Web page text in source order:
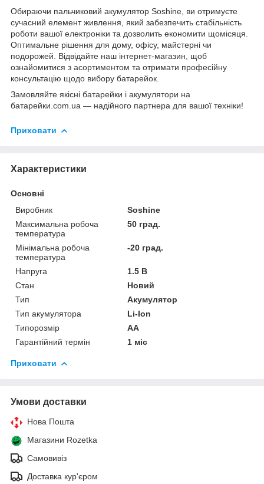
Обираючи пальчиковий акумулятор Soshine, ви отримуєте
сучасний елемент живлення, який забезпечить стабільність
роботи вашої електроніки та дозволить економити щомісяця.
Оптимальне рішення для дому, офісу, майстерні чи
подорожей. Відвідайте наш інтернет-магазин, щоб
ознайомитися з асортиментом та отримати професійну
консультацію щодо вибору батарейок.
Замовляйте якісні батарейки і акумулятори на
батарейки.com.ua — надійного партнера для вашої техніки!
Приховати
Характеристики
Основні
Виробник
Soshine
Максимальна робоча
температура
50 град.
Мінімальна робоча
температура
-20 град.
Напруга
1.5 В
Стан
Новий
Тип
Акумулятор
Тип акумулятора
Li-Ion
Типорозмір
AA
Гарантійний термін
1 міс
Приховати
Умови доставки
Нова Пошта
Магазини Rozetka
Самовивіз
Доставка кур'єром